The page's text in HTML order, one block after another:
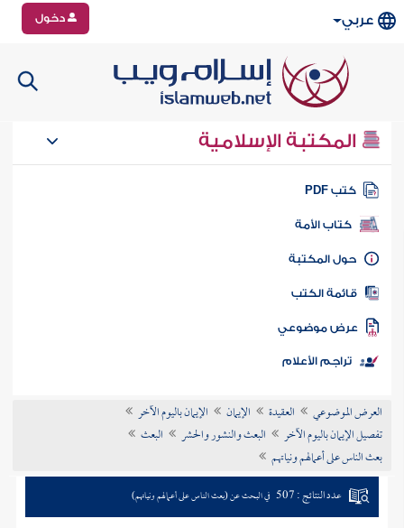
عربي دخول
المكتبة الإسلامية
كتب PDF
كتاب الأمة
المكتبة
الكتب
موضوعي
تراجم الأعلام
العرض الموضوعي العقيدة الإيمان
الإيمان باليوم الآخر
تفصيل الإيمان باليوم الآخر
البعث والنشور والحشر
البعث
بعث الناس على أعمالهم ونياتهم
عدد النتائج : 507 في البحث عن (بعث الناس على أعمالهم ونياتهم)